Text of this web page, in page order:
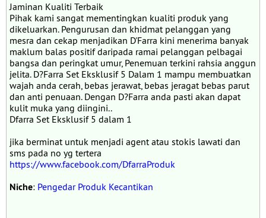
Jaminan Kualiti Terbaik
Pihak kami sangat mementingkan kualiti produk yang
dikeluarkan. Pengurusan dan khidmat pelanggan yang
mesra dan cekap menjadikan D'Farra kini menerima banyak
maklum balas positif daripada ramai pelanggan pelbagai
bangsa dan peringkat umur, Penemuan terkini rahsia anggun
jelita. D?Farra Set Eksklusif 5 Dalam 1 mampu membuatkan
wajah anda cerah, bebas jerawat, bebas jeragat bebas parut
dan anti penuaan. Dengan D?Farra anda pasti akan dapat
kulit muka yang diingini..
Dfarra Set Eksklusif 5 dalam 1
jika berminat untuk menjadi agent atau stokis lawati dan
sms pada no yg tertera
https://www.facebook.com/DfarraProduk
Niche: Pengedar Produk Kecantikan